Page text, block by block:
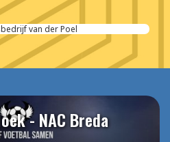
van der Poel
- NAC Breda